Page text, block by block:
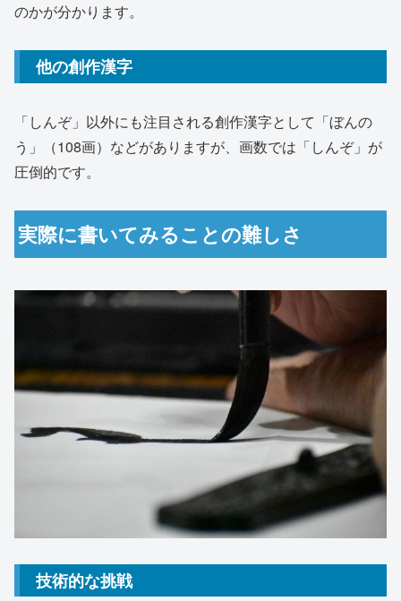
のかが分かります。
他の創作漢字
「しんぞ」以外にも注目される創作漢字として「ぼんの
う」（108画）などがありますが、画数では「しんぞ」が
圧倒的です。
実際に書いてみることの難しさ
技術的な挑戦